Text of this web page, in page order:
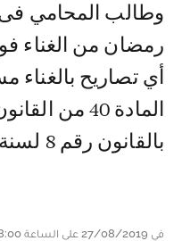
وطالب المحامي فى
رمضان من الغناء
أي تصاريح بالغناء
بالقانون رقم 8 لسنة 2003.
في 27/08/2019 على الساعة 08:00